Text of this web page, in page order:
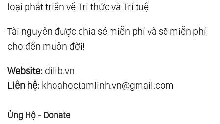
loại phát triển về Tri thức và Trí tuệ
Tài nguyên được chia sẻ miễn phí và sẽ miễn phí
cho đến muôn đời!
Website: dilib.vn
Liên hệ: khoahoctamlinh.vn@gmail.com
Ủng Hộ - Donate